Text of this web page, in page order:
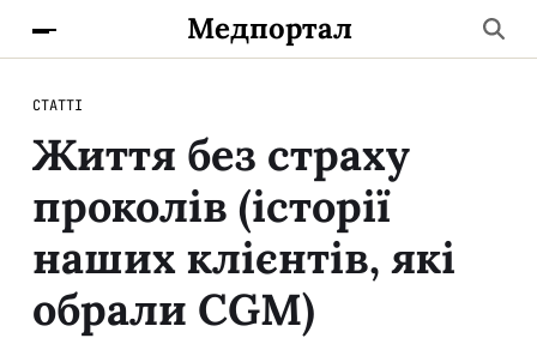
Медпортал
СТАТТІ
Життя без страху
проколів (історії
наших клієнтів, які
обрали CGM)